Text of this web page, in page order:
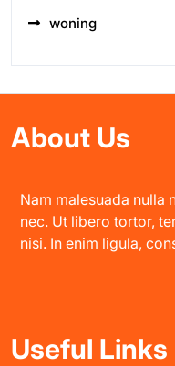
woning
About Us
Nam malesuada nulla
nec. Ut libero tortor,
nisi. In enim ligula,
Useful Links